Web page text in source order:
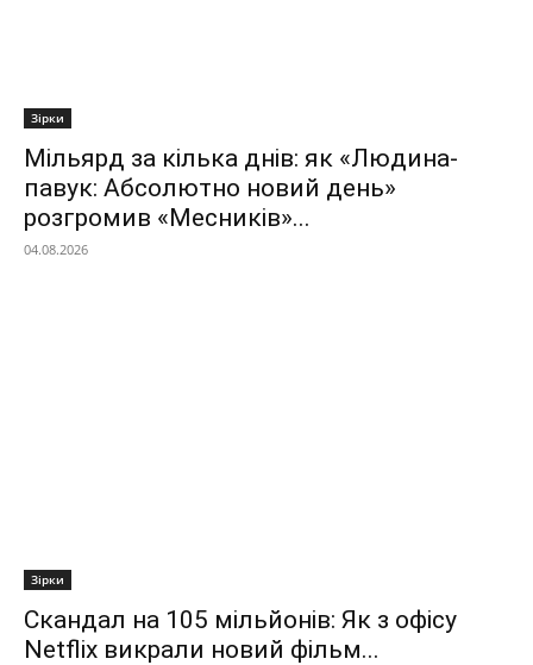
Зірки
Мільярд за кілька днів: як «Людина-
павук: Абсолютно новий день»
розгромив «Месників»...
04.08.2026
Зірки
Скандал на 105 мільйонів: Як з офісу
Netflix викрали новий фільм...